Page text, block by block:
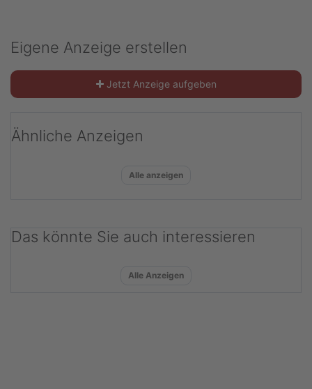
Eigene Anzeige erstellen
Jetzt Anzeige aufgeben
Ähnliche Anzeigen
Alle anzeigen
Das könnte Sie auch interessieren
Alle Anzeigen